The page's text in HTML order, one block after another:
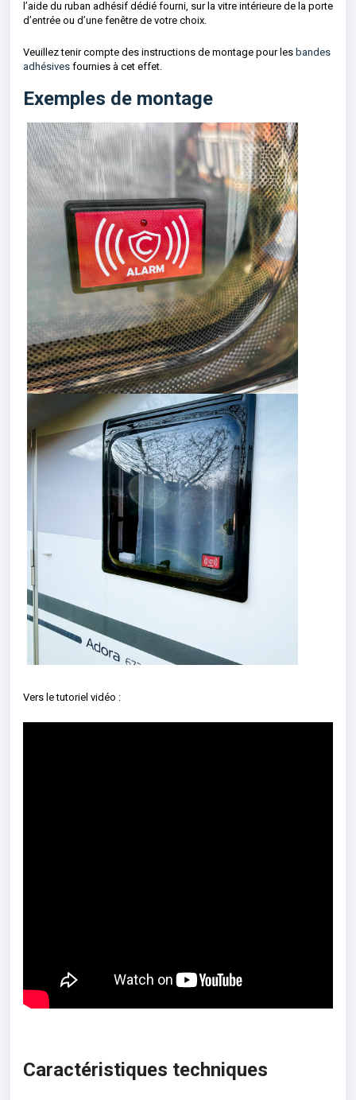
l’aide du ruban adhésif dédié fourni, sur la vitre intérieure de la porte
d’entrée ou d’une fenêtre de votre choix.
Veuillez tenir compte des instructions de montage pour les bandes
adhésives fournies à cet effet.
Exemples de montage
Vers le tutoriel vidéo :
Caractéristiques techniques